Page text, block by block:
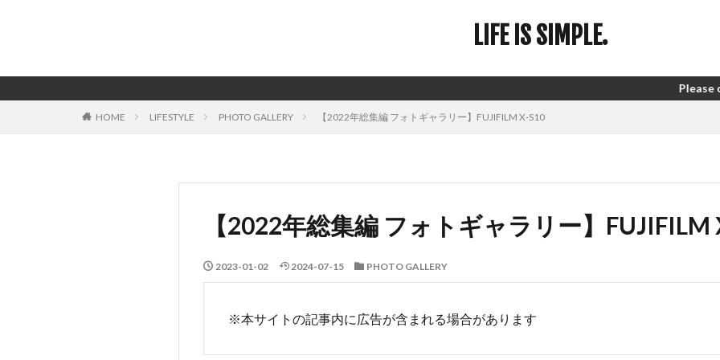
LIFE IS SIMPLE.
Please check ABOUT
HOME LIFESTYLE PHOTO GALLERY 【2022年総集編 フォトギャラリー】FUJIFILM X-S10
【2022年総集編 フォトギャラリー】FUJIFILM
2023-01-02 2024-07-15 PHOTO GALLERY
※本サイトの記事内に広告が含まれる場合があります